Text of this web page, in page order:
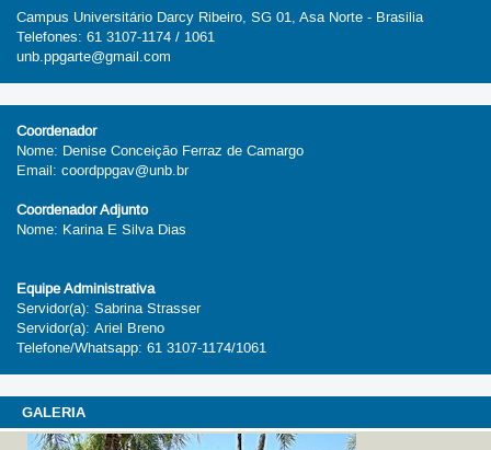
Campus Universitário Darcy Ribeiro, SG 01, Asa Norte - Brasilia
Telefones: 61 3107-1174 / 1061
unb.ppgarte@gmail.com
Coordenador
Nome: Denise Conceição Ferraz de Camargo
Email: coordppgav@unb.br
Coordenador Adjunto
Nome: Karina E Silva Dias
Equipe Administrativa
Servidor(a): Sabrina Strasser
Servidor(a): Ariel Breno
Telefone/Whatsapp: 61 3107-1174/1061
GALERIA